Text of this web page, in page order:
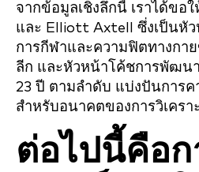
จากข้อมูลเชิงลึกนี้ เราได้ขอ
และ Elliott Axtell ซึ่งเป็นหั
การกีฬาและความฟิตทางกา
ลีก และหัวหน้าโค้ชการพัฒน
23 ปี ตามลำดับ แบ่งปันการ
สำหรับอนาคตของการวิเครา
ต่อไปนี้คือก